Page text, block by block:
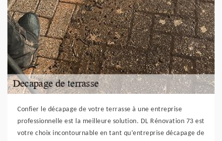
Confier le décapage de votre terrasse à une entreprise
professionnelle est la meilleure solution. DL Rénovation 73 est
votre choix incontournable en tant qu’entreprise décapage de